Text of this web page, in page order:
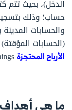
الدخل)، بحيث تتم
حساب؛ وذلك
والحسابات
(الحسابات
الأرباح المحتجزة
ما هي أهداف